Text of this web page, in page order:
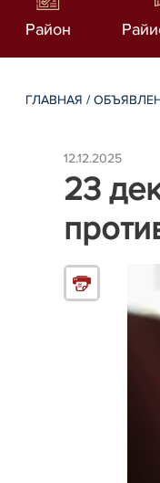
Район
ГЛАВНАЯ /
12.12.2025
23